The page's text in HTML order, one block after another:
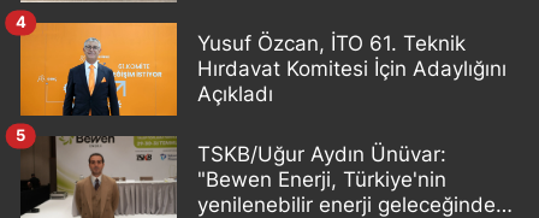
Yusuf Özcan, İTO 61. Teknik
Hırdavat Komitesi İçin Adaylığını
Açıkladı
4
TSKB/Uğur Aydın Ünüvar:
"Bewen Enerji, Türkiye'nin
yenilenebilir enerji geleceğinde
5